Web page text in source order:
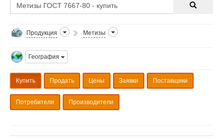
Продукция Метизы
География
Купить Продать Цены Заявки Поставщики
Потребители Производители